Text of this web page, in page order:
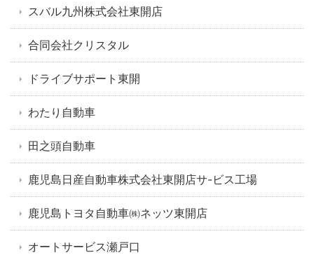
スバル九州株式会社東開店
合同会社クリスタル
ドライブサポート東開
わたり自動車
田之頭自動車
鹿児島日産自動車株式会社東開店サ-ビス工場
鹿児島トヨタ自動車㈱ネッツ東開店
オートサービス瀬戸口